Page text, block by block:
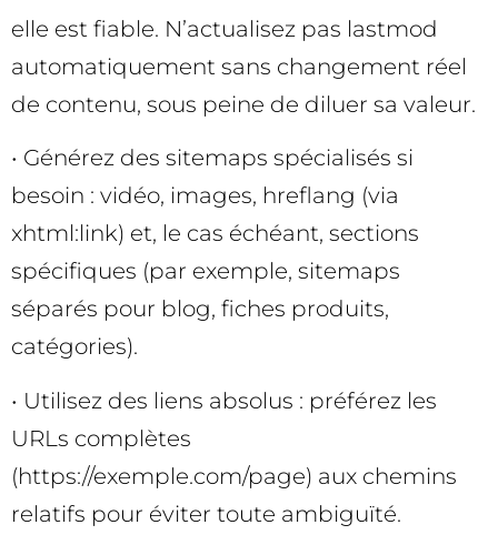
elle est fiable. N’actualisez pas lastmod
automatiquement sans changement réel
de contenu, sous peine de diluer sa valeur.
• Générez des sitemaps spécialisés si
besoin : vidéo, images, hreflang (via
xhtml:link) et, le cas échéant, sections
spécifiques (par exemple, sitemaps
séparés pour blog, fiches produits,
catégories).
• Utilisez des liens absolus : préférez les
URLs complètes
(https://exemple.com/page) aux chemins
relatifs pour éviter toute ambiguïté.